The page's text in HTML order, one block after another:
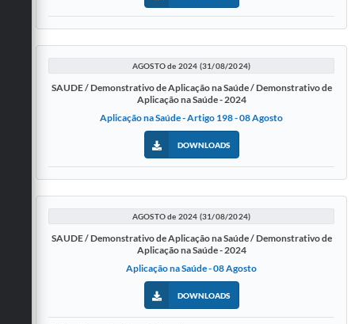
AGOSTO de 2024 (31/08/2024)
SAUDE / Demonstrativo de Aplicação na Saúde / Demonstrativo de
Aplicação na Saúde - 2024
Aplicação na Saúde - Artigo 198 - 08 Agosto
DOWNLOADS
AGOSTO de 2024 (31/08/2024)
SAUDE / Demonstrativo de Aplicação na Saúde / Demonstrativo de
Aplicação na Saúde - 2024
Aplicação na Saúde - 08 Agosto
DOWNLOADS